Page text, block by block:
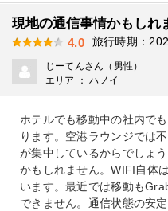
現地の通信事情かもしれ
4.0 旅行時期：
じーてんさん（男性）
エリア ： ハノイ
ホテルでも移動中の社内で
ります。空港ラウンジでは
が集中しているからでしょ
かもしれません。WIFI自体
います。最近では移動も
できません。通信状態の安